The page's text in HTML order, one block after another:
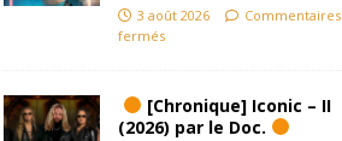
3 août 2026
Commentaires
fermés
[Chronique] Iconic – II
(2026) par le Doc.